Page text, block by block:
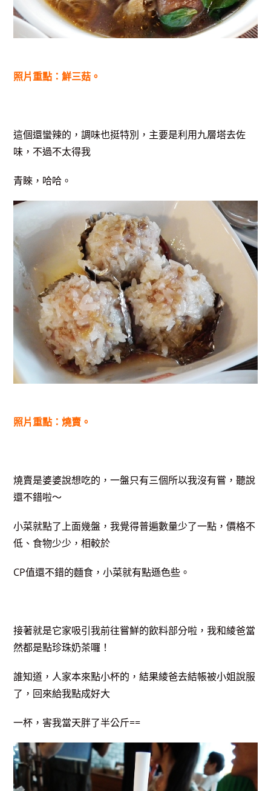
照片重點：鮮三菇。
這個還蠻辣的，調味也挺特別，主要是利用九層塔去佐
味，不過不太得我
青睞，哈哈。
照片重點：燒賣。
燒賣是婆婆說想吃的，一盤只有三個所以我沒有嘗，聽說
還不錯啦～
小菜就點了上面幾盤，我覺得普遍數量少了一點，價格不
低、食物少少，相較於
CP值還不錯的麵食，小菜就有點遜色些。
接著就是它家吸引我前往嘗鮮的飲料部分啦，我和綾爸當
然都是點珍珠奶茶囉！
誰知道，人家本來點小杯的，結果綾爸去結帳被小姐說服
了，回來給我點成好大
一杯，害我當天胖了半公斤==